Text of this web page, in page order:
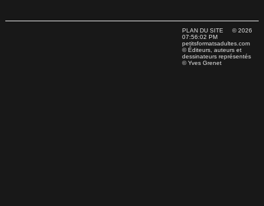
PLAN DU SITE © 2026
07:56:02 PM
petitsformatsadultes.com
© Éditeurs, auteurs et
dessinateurs représentés
© Yves Grenet